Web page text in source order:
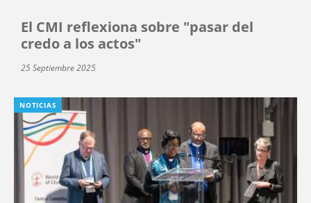
El CMI reflexiona sobre "pasar del
credo a los actos"
25 Septiembre 2025
NOTICIAS